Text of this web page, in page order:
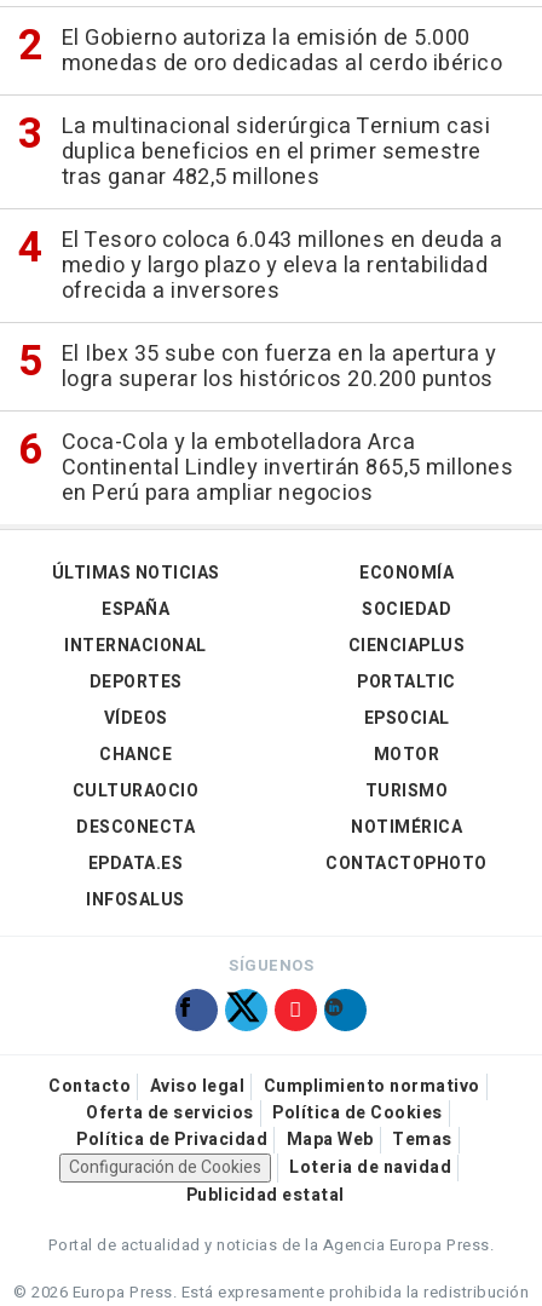
El Gobierno autoriza la emisión de 5.000
monedas de oro dedicadas al cerdo ibérico
La multinacional siderúrgica Ternium casi
duplica beneficios en el primer semestre
tras ganar 482,5 millones
El Tesoro coloca 6.043 millones en deuda a
medio y largo plazo y eleva la rentabilidad
ofrecida a inversores
El Ibex 35 sube con fuerza en la apertura y
logra superar los históricos 20.200 puntos
Coca-Cola y la embotelladora Arca
Continental Lindley invertirán 865,5 millones
en Perú para ampliar negocios
ÚLTIMAS NOTICIAS
ESPAÑA
INTERNACIONAL
DEPORTES
VÍDEOS
ECONOMÍA
SOCIEDAD
CIENCIAPLUS
PORTALTIC
EPSOCIAL
CHANCE
CULTURAOCIO
DESCONECTA
EPDATA.ES
INFOSALUS
MOTOR
TURISMO
NOTIMÉRICA
CONTACTOPHOTO
SÍGUENOS
Contacto Aviso legal
Cumplimiento normativo
Oferta de servicios
Política de Cookies
Política de Privacidad
Mapa Web
Temas
Configuración de Cookies
Loteria de navidad
Publicidad estatal
Portal de actualidad y noticias de la Agencia Europa Press.
© 2026 Europa Press. Está expresamente prohibida la redistribución